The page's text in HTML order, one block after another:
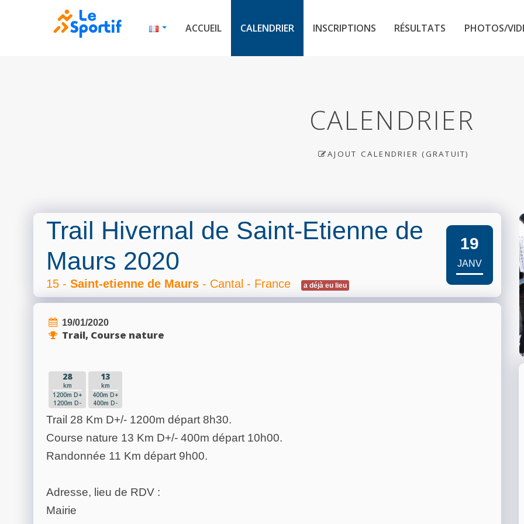
ACCUEIL CALENDRIER INSCRIPTIONS RÉSULTATS PHOTOS/
CALENDRIER
AJOUT CALENDRIER (GRATUIT)
Trail Hivernal de Saint-Etienne de
Maurs 2020
15 - Saint-etienne de Maurs - Cantal - France a déjà eu lieu
19
JANV
19/01/2020
Trail, Course nature
28
km
1200m D+
1200m D-
13
km
400m D+
400m D-
Trail 28 Km D+/- 1200m départ 8h30.
Course nature 13 Km D+/- 400m départ 10h00.
Randonnée 11 Km départ 9h00.
Adresse, lieu de RDV :
Mairie